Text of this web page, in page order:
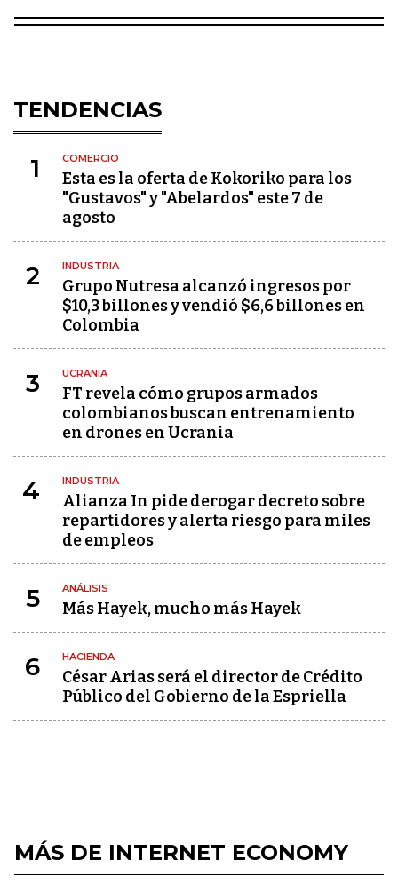
TENDENCIAS
1 COMERCIO
Esta es la oferta de Kokoriko para los
"Gustavos" y "Abelardos" este 7 de
agosto
2 INDUSTRIA
Grupo Nutresa alcanzó ingresos por
$10,3 billones y vendió $6,6 billones en
Colombia
3 UCRANIA
FT revela cómo grupos armados
colombianos buscan entrenamiento
en drones en Ucrania
4 INDUSTRIA
Alianza In pide derogar decreto sobre
repartidores y alerta riesgo para miles
de empleos
5 ANÁLISIS
Más Hayek, mucho más Hayek
6 HACIENDA
César Arias será el director de Crédito
Público del Gobierno de la Espriella
MÁS DE INTERNET ECONOMY